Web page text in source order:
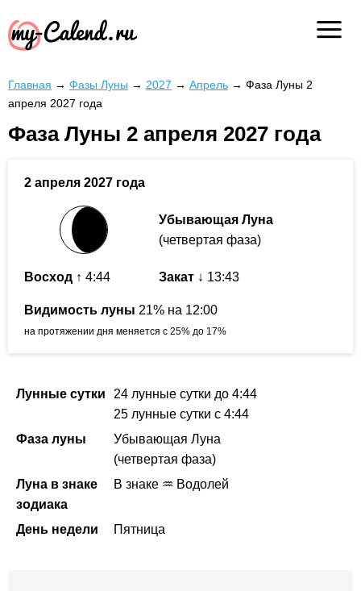
Главная → Фазы Луны → 2027 → Апрель → Фаза Луны 2
апреля 2027 года
Фаза Луны 2 апреля 2027 года
2 апреля 2027 года
Убывающая Луна
(четвертая фаза)
Восход ↑ 4:44 Закат ↓ 13:43
Видимость луны 21% на 12:00
на протяжении дня меняется с 25% до 17%
Лунные сутки 24 лунные сутки до 4:44
25 лунные сутки с 4:44
Фаза луны
Убывающая Луна
(четвертая фаза)
Луна в знаке
зодиака
В знаке ♒ Водолей
День недели Пятница